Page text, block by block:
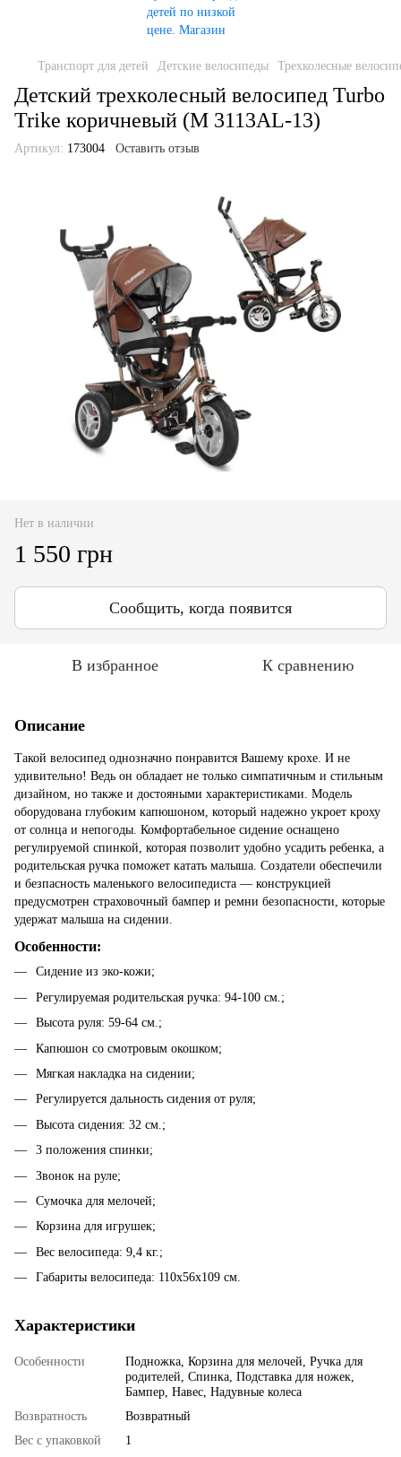
Транспорт для детей Детские велосипеды Трехколесные
Детский трехколесный велосипед Turbo
Trike коричневый (M 3113AL-13)
Артикул: 173004 Оставить отзыв
Нет в наличии
1 550 грн
Сообщить, когда появится
В избранное К сравнению
Описание
Такой велосипед однозначно понравится Вашему крохе. И не
удивительно! Ведь он обладает не только симпатичным и стильным
дизайном, но также и достояными характеристиками. Модель
оборудована глубоким капюшоном, который надежно укроет кроху
от солнца и непогоды. Комфортабельное сидение оснащено
регулируемой спинкой, которая позволит удобно усадить ребенка, а
родительская ручка поможет катать малыша. Создатели обеспечили
и безпасность маленького велосипедиста — конструкцией
предусмотрен страховочный бампер и ремни безопасности, которые
удержат малыша на сидении.
Особенности:
Сидение из эко-кожи;
Регулируемая родительская ручка: 94-100 см.;
Высота руля: 59-64 см.;
Капюшон со смотровым окошком;
Мягкая накладка на сидении;
Регулируется дальность сидения от руля;
Высота сидения: 32 см.;
3 положения спинки;
Звонок на руле;
Сумочка для мелочей;
Корзина для игрушек;
Вес велосипеда: 9,4 кг.;
Габариты велосипеда: 110х56х109 см.
Характеристики
Особенности
Подножка, Корзина для мелочей, Ручка для
родителей, Спинка, Подставка для ножек,
Бампер, Навес, Надувные колеса
Возвратность
Возвратный
Вес с упаковкой
1